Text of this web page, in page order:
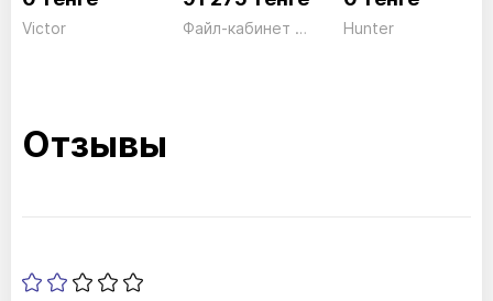
Victor Файл-кабинет 3 ящика FC03 серый President Hunter
Отзывы